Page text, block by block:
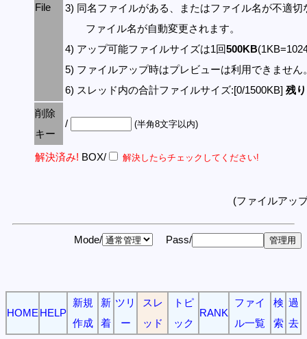
File
3) 同名ファイルがある、またはファイル名が不適切
ファイル名が自動変更されます。
4) アップ可能ファイルサイズは1回500KB
5) ファイルアップ時はプレビューは利用できません
6) スレッド内の合計ファイルサイズ:[0/1500KB] 残
削除
キー
/ (半角8文字以内)
解決済み! BOX/ 解決したらチェックしてください!
(ファイルアッ
Mode/ Pass/
HOME HELP
新規
作成
新
着
ツリ
ー
スレ
ッド
トピ
ック
RANK
ファイ
ル一覧
検
索
過
去